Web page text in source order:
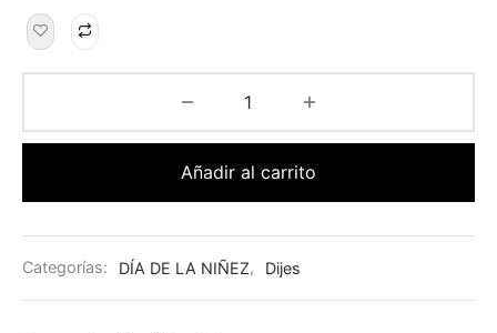
Añadir al carrito
Categorías: DÍA DE LA NIÑEZ, Dijes